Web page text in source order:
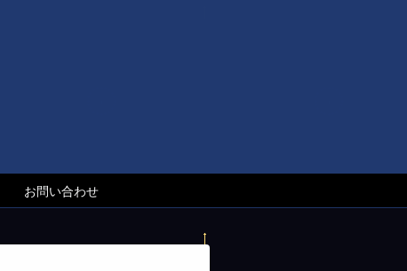
お問い合わせ